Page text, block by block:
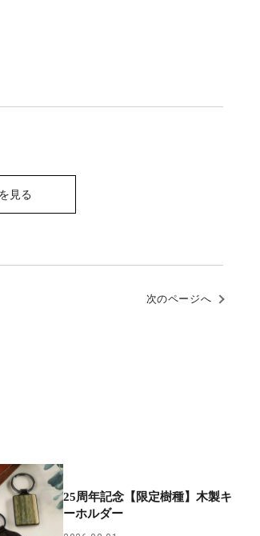
見る
次のページへ
25周年記念【限定樹種】木製キ
ーホルダー